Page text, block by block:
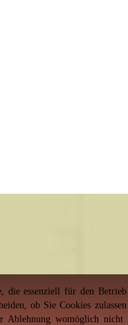
die essenziell für den
ob Sie Cookies
Ablehnung womöglich nicht